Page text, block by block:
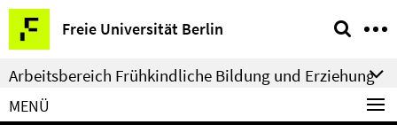
Springe
direkt
zu
Inhalt
Freie Universität Berlin
Service-
Navigation
Arbeitsbereich Frühkindliche Bildung und Erziehung
MENÜ